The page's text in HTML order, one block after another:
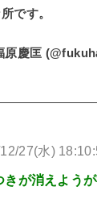
です。
慶匡
27(水)
きが消えよう